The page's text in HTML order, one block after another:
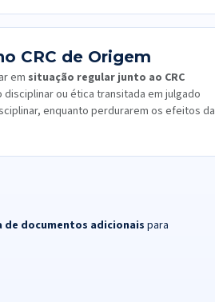
CRC de Origem
em situação regular junto ao CRC
disciplinar ou ética transitada em julgado
enquanto perdurarem os efeitos da
de documentos adicionais para